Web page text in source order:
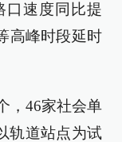
口速度同比提
高峰时段延时
，46家社会单
轨道站点为试